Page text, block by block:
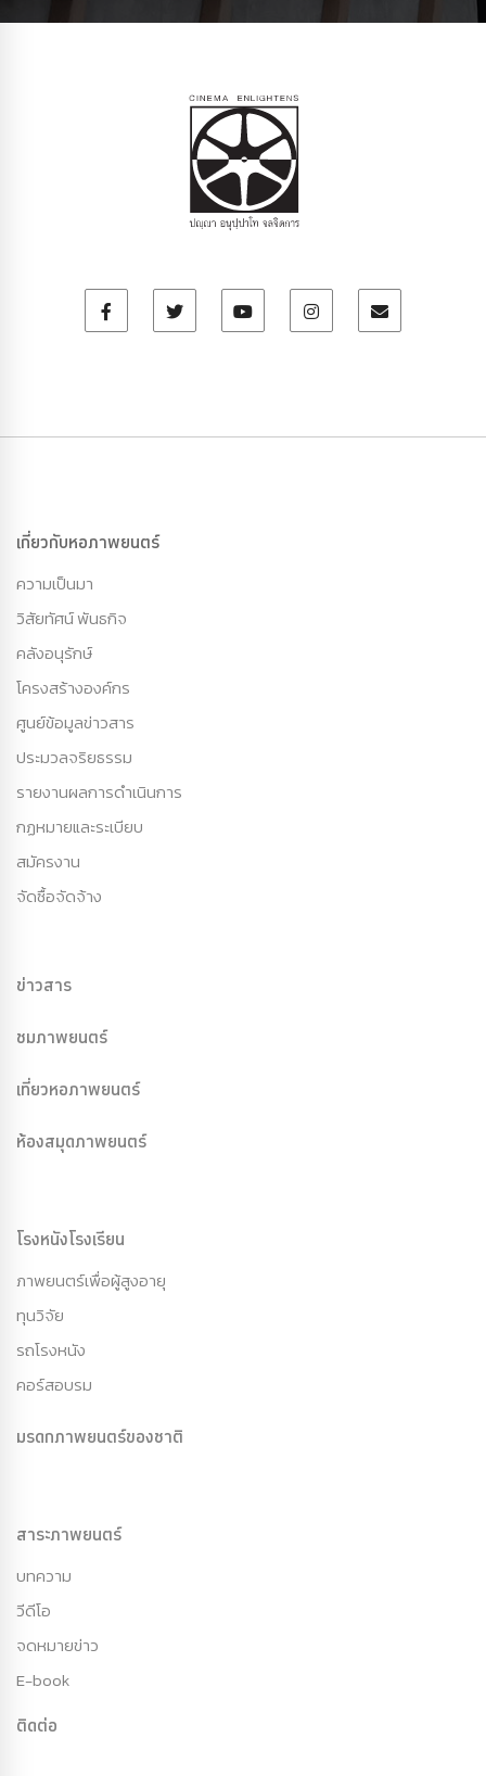
เกี่ยวกับหอภาพยนตร์
ความเป็นมา
วิสัยทัศน์ พันธกิจ
คลังอนุรักษ์
โครงสร้างองค์กร
ศูนย์ข้อมูลข่าวสาร
ประมวลจริยธรรม
รายงานผลการดำเนินการ
กฏหมายและระเบียบ
สมัครงาน
จัดซื้อจัดจ้าง
ข่าวสาร
ชมภาพยนตร์
เที่ยวหอภาพยนตร์
ห้องสมุดภาพยนตร์
โรงหนังโรงเรียน
ภาพยนตร์เพื่อผู้สูงอายุ
ทุนวิจัย
รถโรงหนัง
คอร์สอบรม
มรดกภาพยนตร์ของชาติ
สาระภาพยนตร์
บทความ
วีดีโอ
จดหมายข่าว
E-book
ติดต่อ